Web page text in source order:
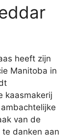
heeft zijn
Manitoba in
kaasmakerij
van de
danken aan